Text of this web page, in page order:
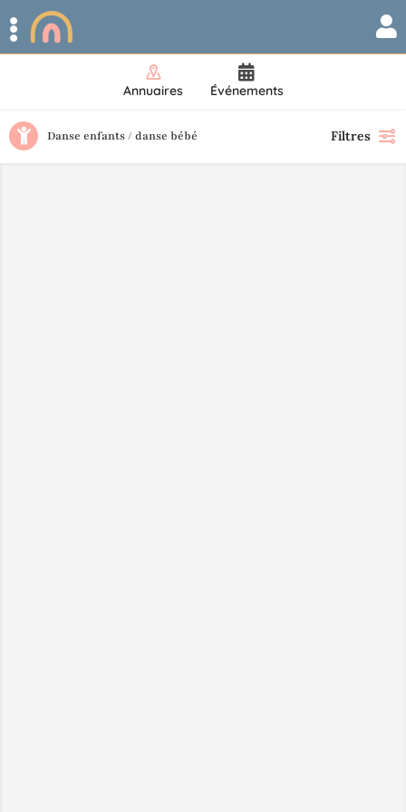
Annuaires Événements
Danse enfants / danse bébé Filtres